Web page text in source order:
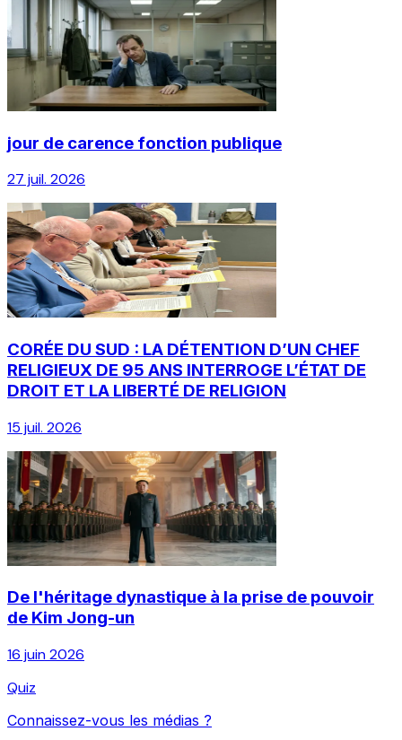
jour de carence fonction publique
27 juil. 2026
CORÉE DU SUD : LA DÉTENTION D’UN CHEF
RELIGIEUX DE 95 ANS INTERROGE L’ÉTAT DE
DROIT ET LA LIBERTÉ DE RELIGION
15 juil. 2026
De l'héritage dynastique à la prise de pouvoir
de Kim Jong-un
16 juin 2026
Quiz
Connaissez-vous les médias ?